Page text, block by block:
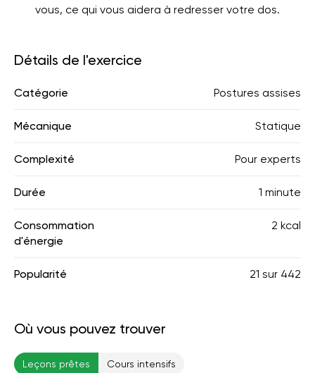
vous, ce qui vous aidera à redresser votre dos.
Détails de l'exercice
Catégorie Postures assises
Mécanique Statique
Complexité Pour experts
Durée 1 minute
Consommation
d'énergie
2 kcal
Popularité 21 sur 442
Où vous pouvez trouver
Leçons prêtes Cours intensifs